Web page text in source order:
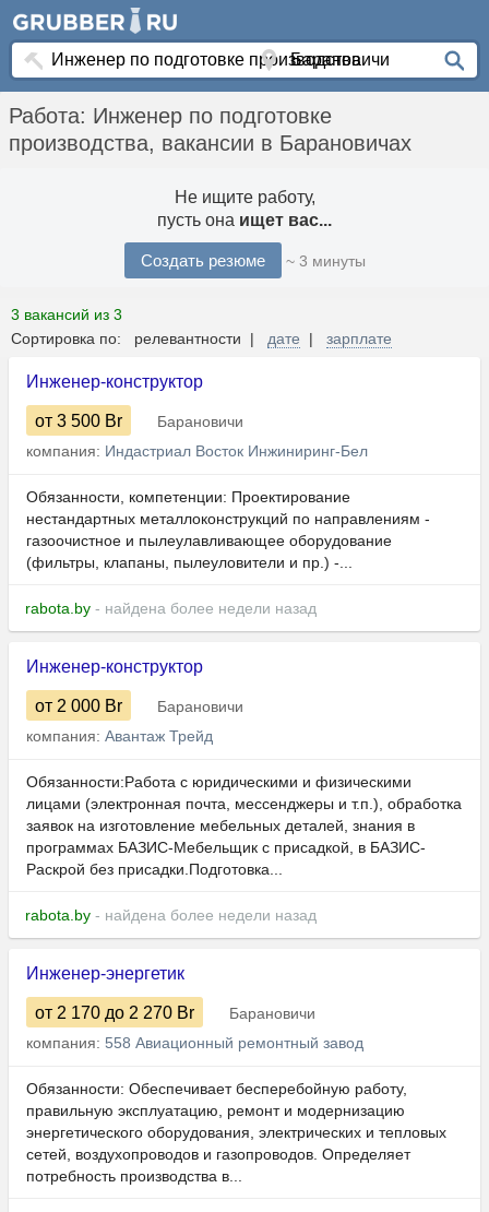
Работа: Инженер по подготовке
производства, вакансии в Барановичах
Не ищите работу,
пусть она ищет вас...
Создать резюме ~ 3 минуты
3 вакансий из 3
Сортировка по: релевантности | дате | зарплате
Инженер-конструктор
от 3 500 Br
Барановичи
компания: Индастриал Восток Инжиниринг-Бел
Обязанности, компетенции: Проектирование
нестандартных металлоконструкций по направлениям -
газоочистное и пылеулавливающее оборудование
(фильтры, клапаны, пылеуловители и пр.) -...
rabota.by - найдена более недели назад
Инженер-конструктор
от 2 000 Br
Барановичи
компания: Авантаж Трейд
Обязанности:Работа с юридическими и физическими
лицами (электронная почта, мессенджеры и т.п.), обработка
заявок на изготовление мебельных деталей, знания в
программах БАЗИС-Мебельщик с присадкой, в БАЗИС-
Раскрой без присадки.Подготовка...
rabota.by - найдена более недели назад
Инженер-энергетик
от 2 170 до 2 270 Br
Барановичи
компания: 558 Авиационный ремонтный завод
Обязанности: Обеспечивает бесперебойную работу,
правильную эксплуатацию, ремонт и модернизацию
энергетического оборудования, электрических и тепловых
сетей, воздухопроводов и газопроводов. Определяет
потребность производства в...